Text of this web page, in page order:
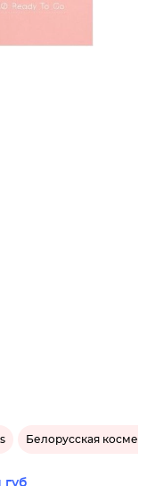
Белорусская